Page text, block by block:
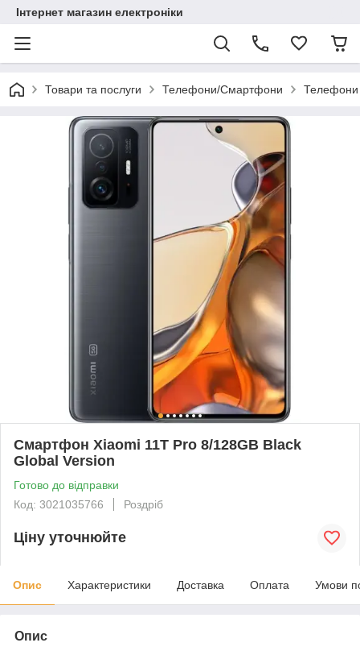
Інтернет магазин електроніки
Товари та послуги Телефони/Смартфони
Смартфон Xiaomi 11T Pro 8/128GB Black
Global Version
Готово до відправки
Код: 3021035766
Роздріб
Ціну уточнюйте
Опис Характеристики Доставка Оплата Умови
Опис